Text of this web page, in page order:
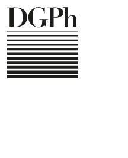
Direkt
zum
Inhalt